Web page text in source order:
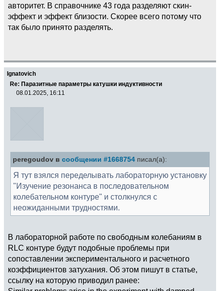
авторитет. В справочнике 43 года разделяют скин-
эффект и эффект близости. Скорее всего потому что
так было принято разделять.
Ignatovich
Re: Паразитные параметры катушки индуктивности
08.01.2025, 16:11
peregoudov в сообщении #1668754 писал(а):
Я тут взялся переделывать лабораторную установку
"Изучение резонанса в последовательном
колебательном контуре" и столкнулся с
неожиданными трудностями.
В лабораторной работе по свободным колебаниям в
RLC контуре будут подобные проблемы при
сопоставлении экспериментального и расчетного
коэффициентов затухания. Об этом пишут в статье,
ссылку на которую приводил ранее: